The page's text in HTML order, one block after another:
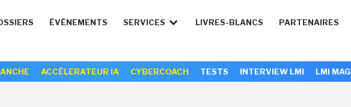
ÉVÉNEMENTS SERVICES LIVRES-BLANCS PARTENAIRES
ACCÉLERATEUR IA CYBERCOACH TESTS INTERVIEW LMI LMI MAG